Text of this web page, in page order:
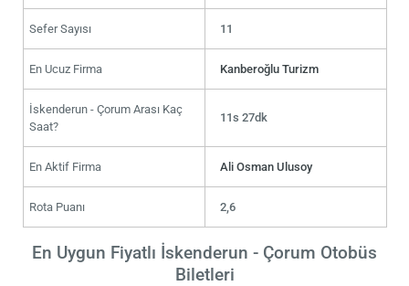
Sefer Sayısı 11
En Ucuz Firma Kanberoğlu Turizm
İskenderun - Çorum Arası Kaç
Saat?
11s 27dk
En Aktif Firma Ali Osman Ulusoy
Rota Puanı 2,6
En Uygun Fiyatlı İskenderun - Çorum Otobüs
Biletleri